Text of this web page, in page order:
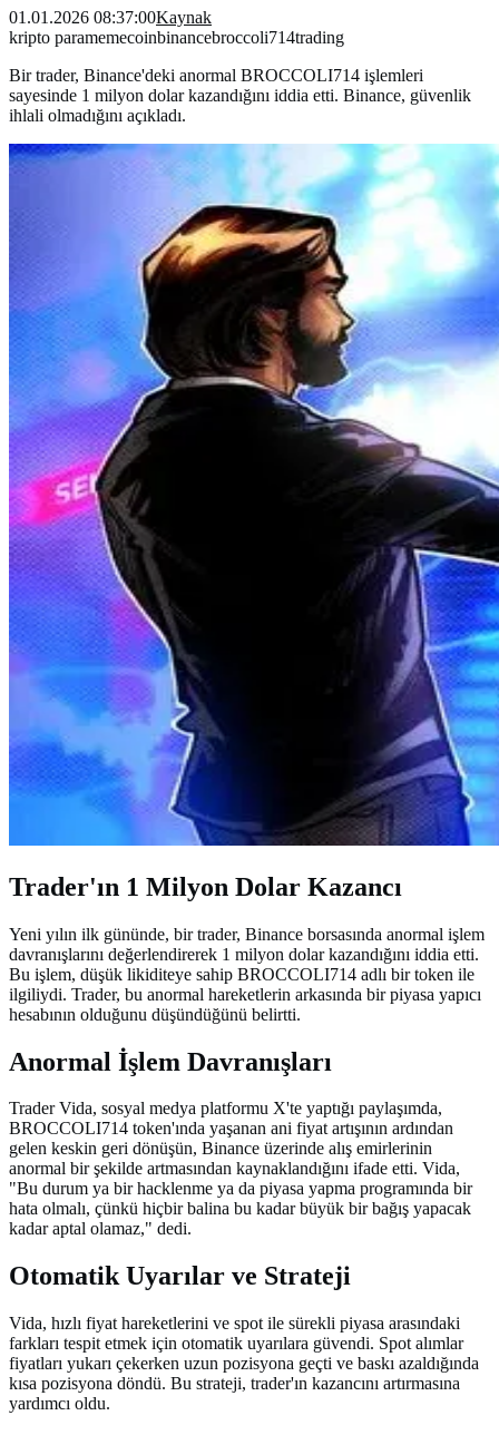
01.01.2026 08:37:00Kaynak
kripto paramemecoinbinancebroccoli714trading
Bir trader, Binance'deki anormal BROCCOLI714 işlemleri
sayesinde 1 milyon dolar kazandığını iddia etti. Binance, güvenlik
ihlali olmadığını açıkladı.
Trader'ın 1 Milyon Dolar Kazancı
Yeni yılın ilk gününde, bir trader, Binance borsasında anormal işlem
davranışlarını değerlendirerek 1 milyon dolar kazandığını iddia etti.
Bu işlem, düşük likiditeye sahip BROCCOLI714 adlı bir token ile
ilgiliydi. Trader, bu anormal hareketlerin arkasında bir piyasa yapıcı
hesabının olduğunu düşündüğünü belirtti.
Anormal İşlem Davranışları
Trader Vida, sosyal medya platformu X'te yaptığı paylaşımda,
BROCCOLI714 token'ında yaşanan ani fiyat artışının ardından
gelen keskin geri dönüşün, Binance üzerinde alış emirlerinin
anormal bir şekilde artmasından kaynaklandığını ifade etti. Vida,
"Bu durum ya bir hacklenme ya da piyasa yapma programında bir
hata olmalı, çünkü hiçbir balina bu kadar büyük bir bağış yapacak
kadar aptal olamaz," dedi.
Otomatik Uyarılar ve Strateji
Vida, hızlı fiyat hareketlerini ve spot ile sürekli piyasa arasındaki
farkları tespit etmek için otomatik uyarılara güvendi. Spot alımlar
fiyatları yukarı çekerken uzun pozisyona geçti ve baskı azaldığında
kısa pozisyona döndü. Bu strateji, trader'ın kazancını artırmasına
yardımcı oldu.